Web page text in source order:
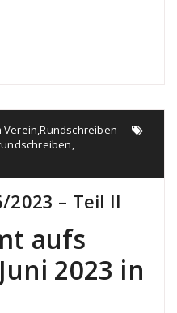
Verein,Rundschreiben
,
2023 – Teil II
aufs
2023 in